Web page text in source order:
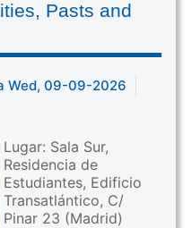
Pasts and
Wed, 09-09-2026
Lugar: Sala Sur,
Residencia de
Estudiantes, Edificio
Transatlántico, C/
Pinar 23 (Madrid)